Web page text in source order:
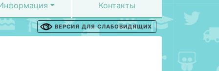
Контакты
ВЕРСИЯ ДЛЯ СЛАБОВИДЯЩИХ